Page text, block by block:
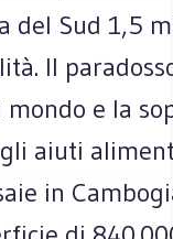
del Sud 1,5
Il
e la
aiuti
in